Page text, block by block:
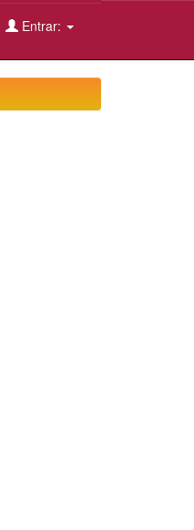
Entrar: